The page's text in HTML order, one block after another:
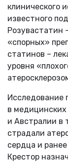
клинического
известного
Розувастатин
«спорных»
статинов –
уровня
Исследование
в
и Австралии в
страдали
сердца и
Крестор